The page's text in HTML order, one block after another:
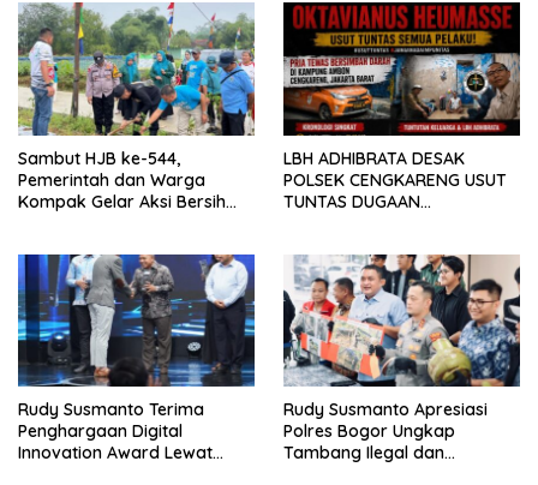
LEBONG
Sambut HJB ke-544,
Pemerintah dan Warga
Kompak Gelar Aksi Bersih
LBH ADHIBRATA DESAK
POLSEK CENGKARENG USUT
TUNTAS DUGAAN
Rudy Susmanto Terima
Penghargaan Digital
Innovation Award Lewat
Rudy Susmanto Apresiasi
Polres Bogor Ungkap
Tambang Ilegal dan